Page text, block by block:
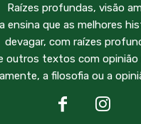
Raízes profundas, visão
ensina que as melhores
devagar, com raízes
outros textos com opinião
a filosofia ou a